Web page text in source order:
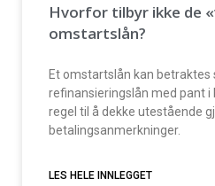
Hvorfor tilbyr ikke de
omstartslån?
Et omstartslån kan betraktes
refinansieringslån med pant i
regel til å dekke utestående
betalingsanmerkninger.
LES HELE INNLEGGET